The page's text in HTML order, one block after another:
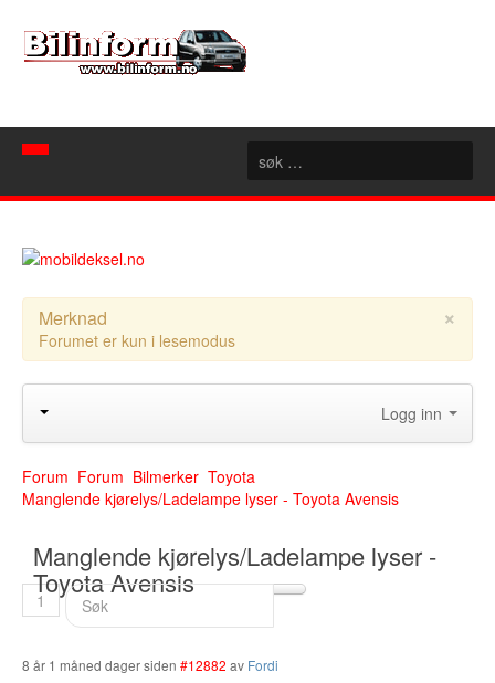
Spør mekanikeren
Nyheter
Artikler
Konseptbiler
Nyttige sider
Bilforhandlere
Aust Agder
Bilmerke sider
Finnmark
Forum
×
Merknad
Forumet er kun i lesemodus
Logg inn
Forum Forum Bilmerker Toyota
Manglende kjørelys/Ladelampe lyser - Toyota Avensis
Manglende kjørelys/Ladelampe lyser -
Toyota Avensis
1
8 år 1 måned dager siden #12882 av Fordi